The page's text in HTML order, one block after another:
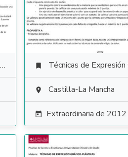
 Técnicas de Expresión Gráfico
 Castilla-La Mancha
 Extraordinaria de 2012